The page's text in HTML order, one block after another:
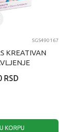
SGS490167
KREATIVAN
RSD
KORPU